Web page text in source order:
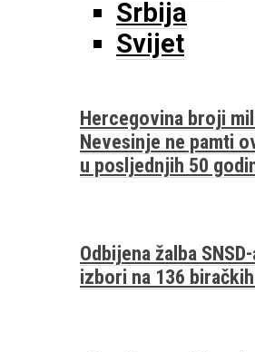
Srbija
Svijet
Hercegovina broji
Nevesinje ne pamti
u posljednjih 50
Odbijena žalba
izbori na 136